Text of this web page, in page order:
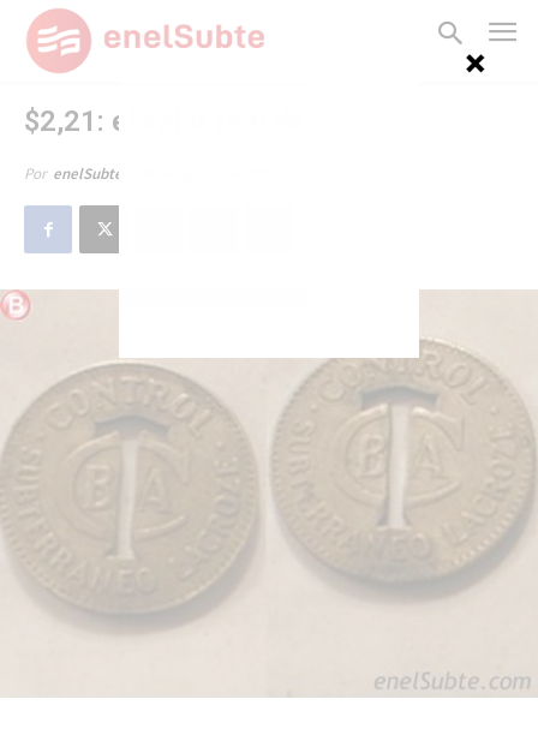
$2,21: el valor real del pasaje
Por enelSubte